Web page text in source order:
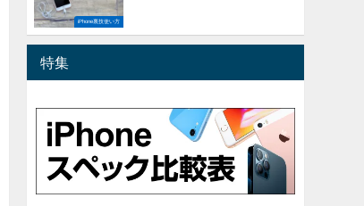
iPhone裏技使い方
特集